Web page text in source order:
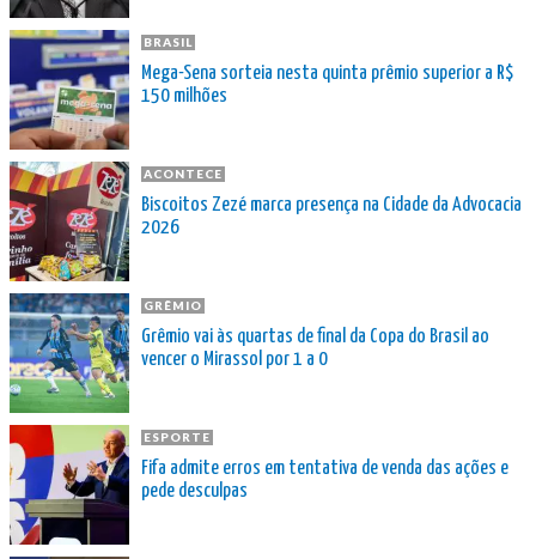
BRASIL
Mega-Sena sorteia nesta quinta prêmio superior a R$
150 milhões
ACONTECE
Biscoitos Zezé marca presença na Cidade da Advocacia
2026
GRÊMIO
Grêmio vai às quartas de final da Copa do Brasil ao
vencer o Mirassol por 1 a 0
ESPORTE
Fifa admite erros em tentativa de venda das ações e
pede desculpas